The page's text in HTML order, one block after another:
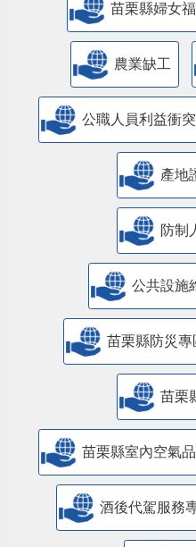
苗栗縣婦女
農業缺工
公職人員利益衝
產地
防制
公共設施
苗栗縣防災專
苗栗
苗栗縣室內空氣
酒後代駕服務